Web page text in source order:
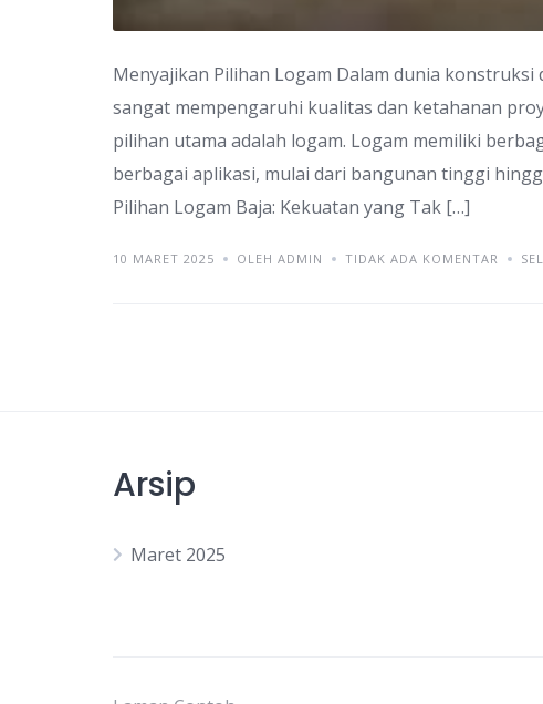
Menyajikan Pilihan Logam Dalam dunia
sangat mempengaruhi kualitas dan ketahanan
pilihan utama adalah logam. Logam memiliki
berbagai aplikasi, mulai dari bangunan tinggi
Pilihan Logam Baja: Kekuatan yang Tak […]
10 MARET 2025 OLEH ADMIN TIDAK ADA KOMENTAR
Arsip
Maret 2025